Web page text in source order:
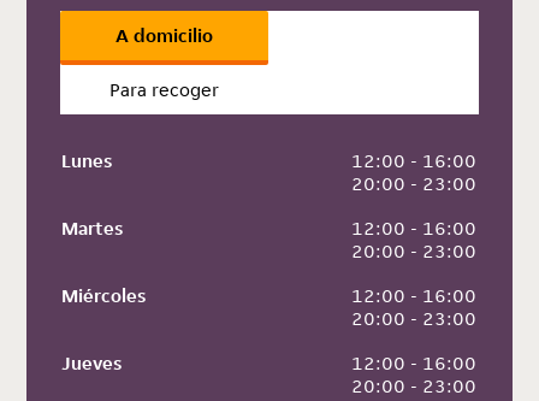
A domicilio
Para recoger
Lunes
12:00 - 16:00
20:00 - 23:00
Martes
12:00 - 16:00
20:00 - 23:00
Miércoles
12:00 - 16:00
20:00 - 23:00
Jueves
12:00 - 16:00
20:00 - 23:00